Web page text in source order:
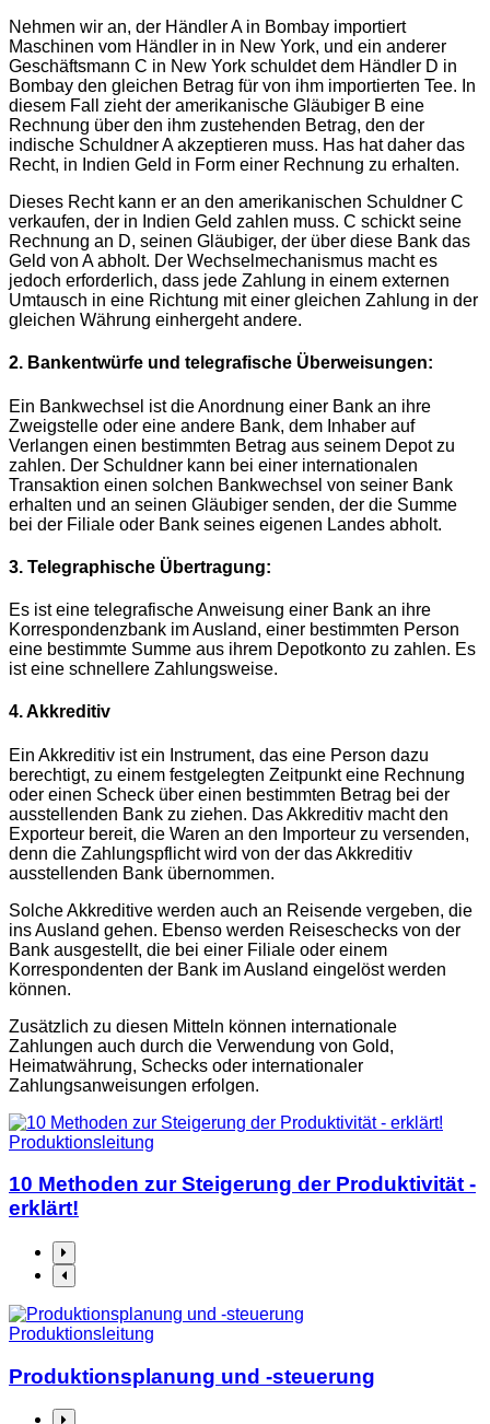
Nehmen wir an, der Händler A in Bombay importiert
Maschinen vom Händler in in New York, und ein anderer
Geschäftsmann С in New York schuldet dem Händler D in
Bombay den gleichen Betrag für von ihm importierten Tee. In
diesem Fall zieht der amerikanische Gläubiger B eine
Rechnung über den ihm zustehenden Betrag, den der
indische Schuldner A akzeptieren muss. Has hat daher das
Recht, in Indien Geld in Form einer Rechnung zu erhalten.
Dieses Recht kann er an den amerikanischen Schuldner C
verkaufen, der in Indien Geld zahlen muss. С schickt seine
Rechnung an D, seinen Gläubiger, der über diese Bank das
Geld von A abholt. Der Wechselmechanismus macht es
jedoch erforderlich, dass jede Zahlung in einem externen
Umtausch in eine Richtung mit einer gleichen Zahlung in der
gleichen Währung einhergeht andere.
2. Bankentwürfe und telegrafische Überweisungen:
Ein Bankwechsel ist die Anordnung einer Bank an ihre
Zweigstelle oder eine andere Bank, dem Inhaber auf
Verlangen einen bestimmten Betrag aus seinem Depot zu
zahlen. Der Schuldner kann bei einer internationalen
Transaktion einen solchen Bankwechsel von seiner Bank
erhalten und an seinen Gläubiger senden, der die Summe
bei der Filiale oder Bank seines eigenen Landes abholt.
3. Telegraphische Übertragung:
Es ist eine telegrafische Anweisung einer Bank an ihre
Korrespondenzbank im Ausland, einer bestimmten Person
eine bestimmte Summe aus ihrem Depotkonto zu zahlen. Es
ist eine schnellere Zahlungsweise.
4. Akkreditiv
Ein Akkreditiv ist ein Instrument, das eine Person dazu
berechtigt, zu einem festgelegten Zeitpunkt eine Rechnung
oder einen Scheck über einen bestimmten Betrag bei der
ausstellenden Bank zu ziehen. Das Akkreditiv macht den
Exporteur bereit, die Waren an den Importeur zu versenden,
denn die Zahlungspflicht wird von der das Akkreditiv
ausstellenden Bank übernommen.
Solche Akkreditive werden auch an Reisende vergeben, die
ins Ausland gehen. Ebenso werden Reiseschecks von der
Bank ausgestellt, die bei einer Filiale oder einem
Korrespondenten der Bank im Ausland eingelöst werden
können.
Zusätzlich zu diesen Mitteln können internationale
Zahlungen auch durch die Verwendung von Gold,
Heimatwährung, Schecks oder internationaler
Zahlungsanweisungen erfolgen.
Produktionsleitung
10 Methoden zur Steigerung der Produktivität -
erklärt!
Produktionsleitung
Produktionsplanung und -steuerung